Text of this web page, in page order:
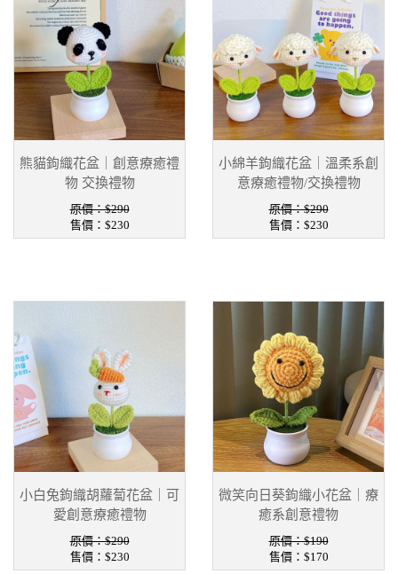
熊貓鉤織花盆｜創意療癒禮
物 交換禮物
原價：$290
售價： $230
小綿羊鉤織花盆｜溫柔系創
意療癒禮物/交換禮物
原價：$290
售價： $230
小白兔鉤織胡蘿蔔花盆｜可
愛創意療癒禮物
原價：$290
售價： $230
微笑向日葵鉤織小花盆｜療
癒系創意禮物
原價：$190
售價： $170